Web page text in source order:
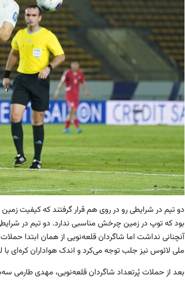
دو تیم در شرایطی رو در روی هم قرار گرفتند که کیفیت
بود که توپ در زمین چرخش مناسبی ندارد. دو تیم در
آنچنانی نداشت اما شاگردان قلعه‌نویی از همان ابتدا
ملی لائوس نیز جلب توجه می‌کرد و اندک هواداران کره‌ای